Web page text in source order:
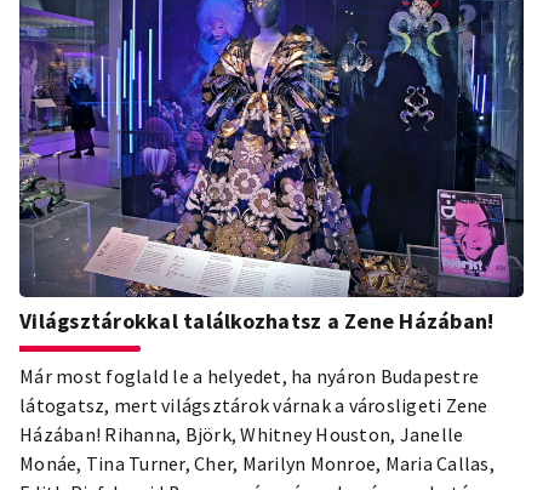
Világsztárokkal találkozhatsz a Zene Házában!
Már most foglald le a helyedet, ha nyáron Budapestre
látogatsz, mert világsztárok várnak a városligeti Zene
Házában! Rihanna, Björk, Whitney Houston, Janelle
Monáe, Tina Turner, Cher, Marilyn Monroe, Maria Callas,